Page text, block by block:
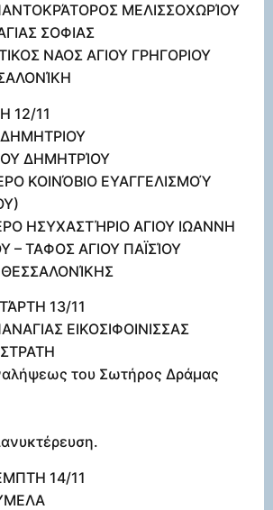
ΜΕΛΙΣΣΟΧΩΡΊΟΥ
ΣΟΦΙΑΣ
ΝΑΟΣ ΑΓΙΟΥ ΓΡΗΓΟΡΙΟΥ
12/11
ΔΗΜΗΤΡΊΟΥ
ΚΟΙΝΌΒΙΟ ΕΥΑΓΓΕΛΙΣΜΟΎ
ΗΣΥΧΑΣΤΉΡΙΟ ΑΓΙΟΥ ΙΩΑΝΝΗ
– ΤΑΦΟΣ ΑΓΙΟΥ ΠΑΪΣΊΟΥ
13/11
ΕΙΚΟΣΙΦΟΙΝΙΣΣΑΣ
του Σωτήρος Δράμας
14/11